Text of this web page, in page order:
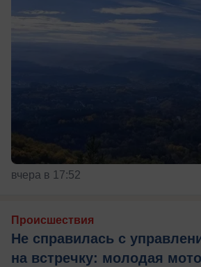
вчера в 17:52
Происшествия
Не справилась с
на встречку: молодая